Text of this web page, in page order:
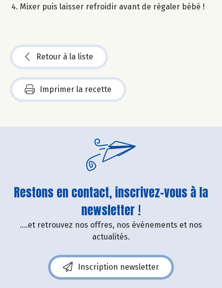
Mixer puis laisser refroidir avant de régaler bébé !
Retour à la liste
Imprimer la recette
Restons en contact, inscrivez-vous à la
newsletter !
....et retrouvez nos offres, nos événements et nos
actualités.
Inscription newsletter